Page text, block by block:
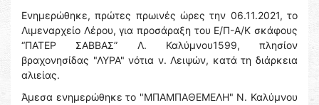
Ενημερώθηκε, πρώτες πρωινές ώρες την 06.11.2021, το
Λιμεναρχείο Λέρου, για προσάραξη του Ε/Π-Α/Κ σκάφους
“ΠΑΤΕΡ ΣΑΒΒΑΣ” Λ. Καλύμνου1599, πλησίον
βραχονησίδας "ΛΥΡΑ" νότια ν. Λειψών, κατά τη διάρκεια
αλιείας.
Άμεσα ενημερώθηκε το "ΜΠΑΜΠΑΘΕΜΕΛΗ" Ν. Καλύμνου